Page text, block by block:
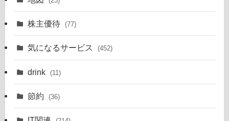
株主優待 (77)
気になるサービス (452)
drink (11)
節約 (36)